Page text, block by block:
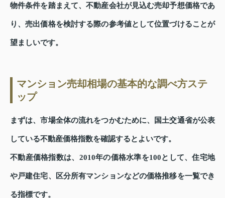
物件条件を踏まえて、不動産会社が見込む売却予想価格であ
り、売出価格を検討する際の参考値として位置づけることが
望ましいです。
マンション売却相場の基本的な調べ方ステ
ップ
まずは、市場全体の流れをつかむために、国土交通省が公表
している不動産価格指数を確認するとよいです。
不動産価格指数は、2010年の価格水準を100として、住宅地
や戸建住宅、区分所有マンションなどの価格推移を一覧でき
る指標です。